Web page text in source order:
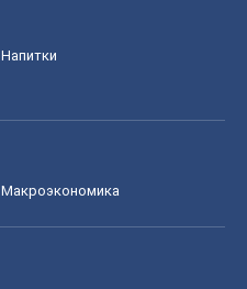
Напитки
Mакроэкономика